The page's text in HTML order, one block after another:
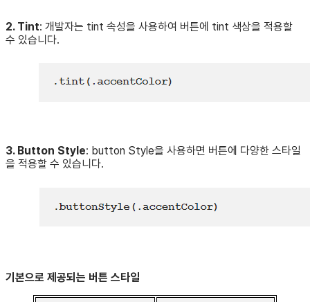
2. Tint: 개발자는 tint 속성을 사용하여 버튼에 tint 색상을 적용할
수 있습니다.
3. Button Style: button Style을 사용하면 버튼에 다양한 스타일
을 적용할 수 있습니다.
기본으로 제공되는 버튼 스타일